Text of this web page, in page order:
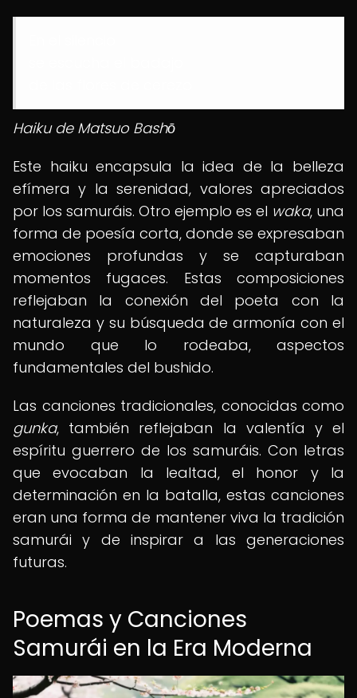
Haiku de Matsuo Bashō
Este haiku encapsula la idea de la belleza
efímera y la serenidad, valores apreciados
por los samuráis. Otro ejemplo es el waka, una
forma de poesía corta, donde se expresaban
emociones profundas y se capturaban
momentos fugaces. Estas composiciones
reflejaban la conexión del poeta con la
naturaleza y su búsqueda de armonía con el
mundo que lo rodeaba, aspectos
fundamentales del bushido.
Las canciones tradicionales, conocidas como
gunka, también reflejaban la valentía y el
espíritu guerrero de los samuráis. Con letras
que evocaban la lealtad, el honor y la
determinación en la batalla, estas canciones
eran una forma de mantener viva la tradición
samurái y de inspirar a las generaciones
futuras.
Poemas y Canciones
Samurái en la Era Moderna